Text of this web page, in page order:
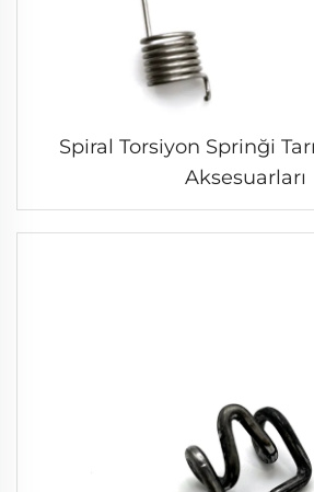
Spiral Torsiyon Sprinği
Aksesuarları